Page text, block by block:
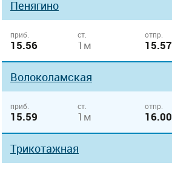
Пенягино
приб.
15.56
ст.
1м
отпр.
15.57
Волоколамская
приб.
15.59
ст.
1м
отпр.
16.00
Трикотажная